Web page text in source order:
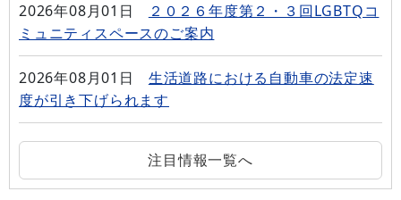
2026年08月01日
２０２６年度第２・３回LGBTQコ
ミュニティスペースのご案内
2026年08月01日
生活道路における自動車の法定速
度が引き下げられます
注目情報一覧へ